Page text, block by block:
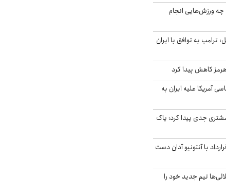
چه ورزش‌هایی انجام
۱۴ اسرائیل: ترامپ به توافق با ایران
کاهش پیدا کرد
آمریکا علیه ایران به
جدی پیدا کرد؛ یاک
با آنتونیو آدان دست
تیم جدید خود را